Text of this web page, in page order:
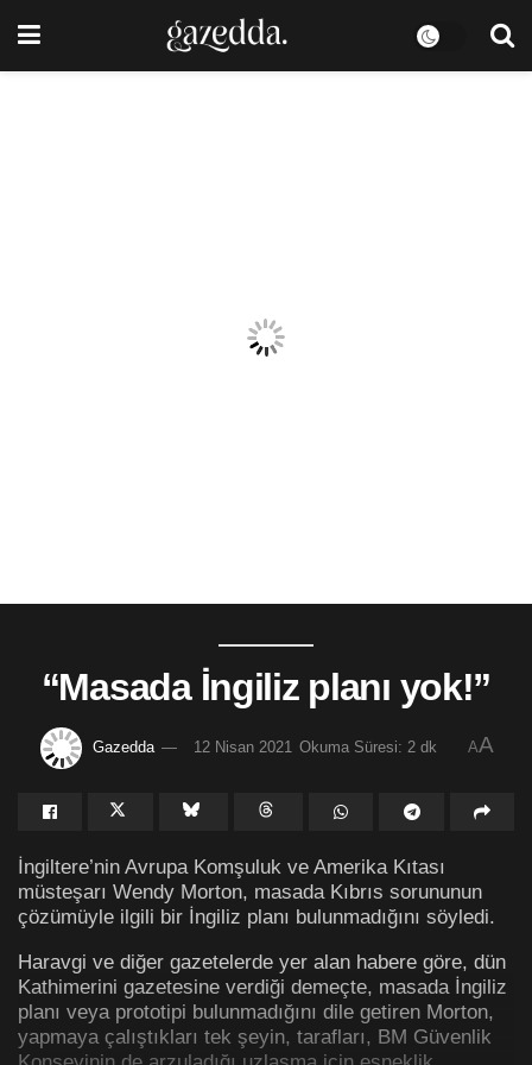
“Masada İngiliz planı yok!”
Gazedda 12 Nisan 2021 Okuma Süresi: 2 dk AA
İngiltere’nin Avrupa Komşuluk ve Amerika Kıtası
müsteşarı Wendy Morton, masada Kıbrıs sorununun
çözümüyle ilgili bir İngiliz planı bulunmadığını söyledi.
Haravgi ve diğer gazetelerde yer alan habere göre, dün
Kathimerini gazetesine verdiği demeçte, masada İngiliz
planı veya prototipi bulunmadığını dile getiren Morton,
yapmaya çalıştıkları tek şeyin, tarafları, BM Güvenlik